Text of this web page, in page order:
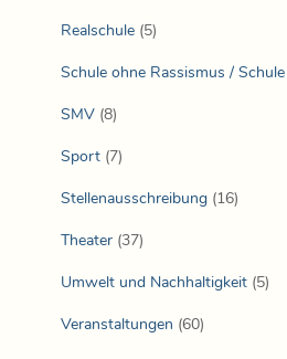
Realschule (5)
Schule ohne Rassismus /
SMV (8)
Sport (7)
Stellenausschreibung (16)
Theater (37)
Umwelt und Nachhaltigkeit (5)
Veranstaltungen (60)